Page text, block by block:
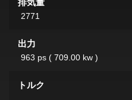
2771
出力
963 ps ( 709.00 kw )
トルク